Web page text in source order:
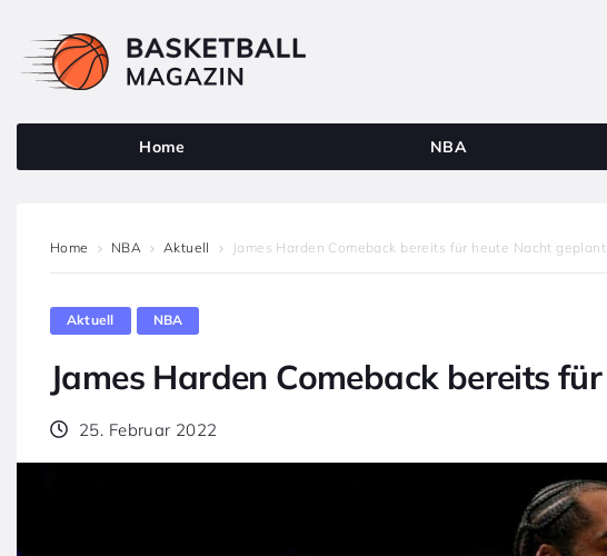
Home NBA
Home NBA Aktuell James Harden Comeback bereits für heute Nacht
Aktuell NBA
James Harden Comeback bereits
25. Februar 2022